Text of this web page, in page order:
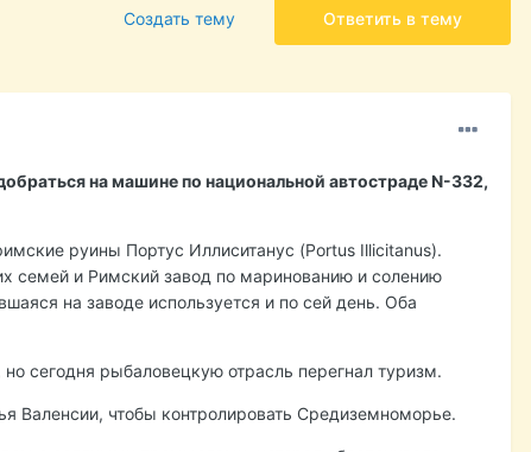
Ответить в тему
Создать тему
на машине по национальной автостраде N-332,
руины Портус Иллиситанус (Portus Illicitanus).
семей и Римский завод по маринованию и солению
на заводе используется и по сей день. Оба
сегодня рыбаловецкую отрасль перегнал туризм.
Валенсии, чтобы контролировать Средиземноморье.